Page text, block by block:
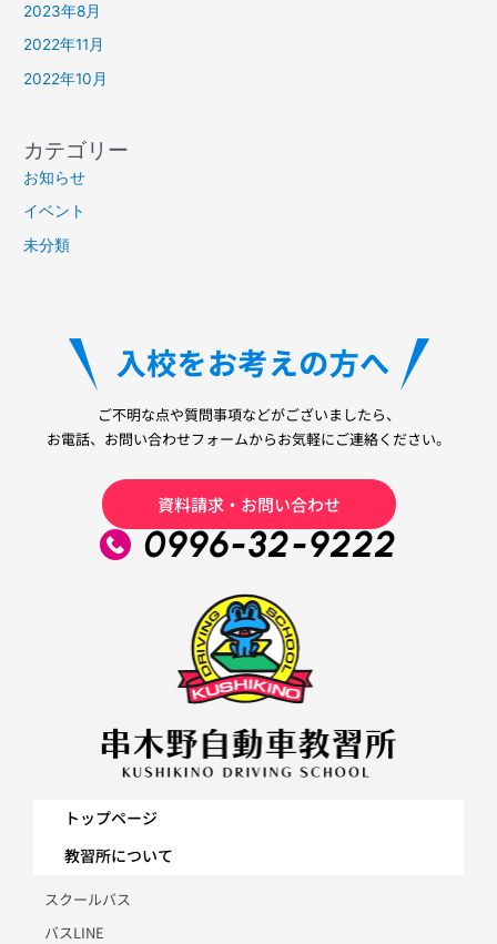
2023年8月
2022年11月
2022年10月
カテゴリー
お知らせ
イベント
未分類
ご不明な点や質問事項などがございましたら、
お電話、お問い合わせフォームからお気軽にご連絡ください。
資料請求・お問い合わせ
0996-32-9222
トップページ
教習所について
スクールバス
バスLINE